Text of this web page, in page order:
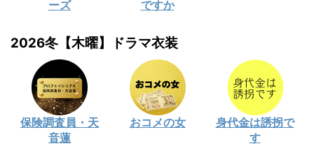
ーズ ですか
2026冬【木曜】ドラマ衣装
保険調査員・天
音蓮
おコメの女
身代金は誘拐で
す